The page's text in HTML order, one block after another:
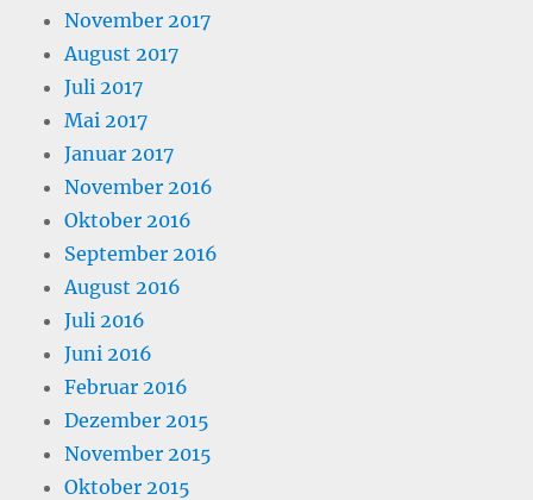
November 2017
August 2017
Juli 2017
Mai 2017
Januar 2017
November 2016
Oktober 2016
September 2016
August 2016
Juli 2016
Juni 2016
Februar 2016
Dezember 2015
November 2015
Oktober 2015